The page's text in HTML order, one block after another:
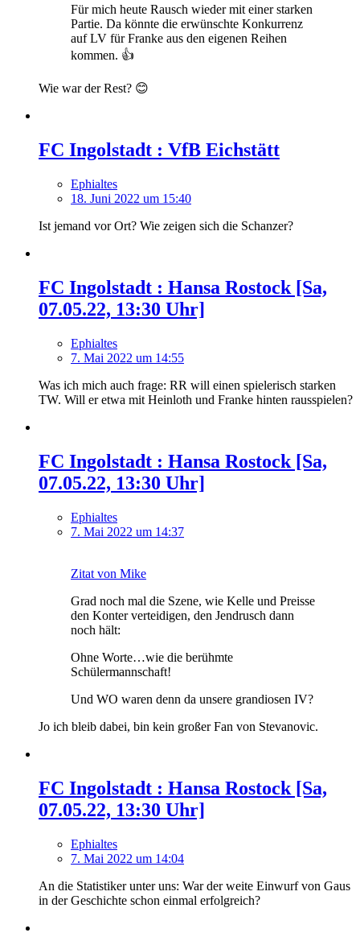
Für mich heute Rausch wieder mit einer starken
Partie. Da könnte die erwünschte Konkurrenz
auf LV für Franke aus den eigenen Reihen
kommen. 👍
Wie war der Rest? 😊
FC Ingolstadt : VfB Eichstätt
Ephialtes
18. Juni 2022 um 15:40
Ist jemand vor Ort? Wie zeigen sich die Schanzer?
FC Ingolstadt : Hansa Rostock [Sa,
07.05.22, 13:30 Uhr]
Ephialtes
7. Mai 2022 um 14:55
Was ich mich auch frage: RR will einen spielerisch starken
TW. Will er etwa mit Heinloth und Franke hinten rausspielen?
FC Ingolstadt : Hansa Rostock [Sa,
07.05.22, 13:30 Uhr]
Ephialtes
7. Mai 2022 um 14:37
Zitat von Mike
Grad noch mal die Szene, wie Kelle und Preisse
den Konter verteidigen, den Jendrusch dann
noch hält:
Ohne Worte…wie die berühmte
Schülermannschaft!
Und WO waren denn da unsere grandiosen IV?
Jo ich bleib dabei, bin kein großer Fan von Stevanovic.
FC Ingolstadt : Hansa Rostock [Sa,
07.05.22, 13:30 Uhr]
Ephialtes
7. Mai 2022 um 14:04
An die Statistiker unter uns: War der weite Einwurf von Gaus
in der Geschichte schon einmal erfolgreich?